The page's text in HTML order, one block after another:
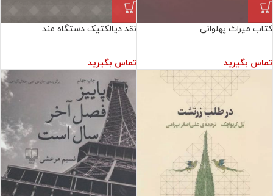
کتاب میراث پهلوانی
تماس بگیرید
نقد دیالکتیک دستگاه مند
تماس بگیرید